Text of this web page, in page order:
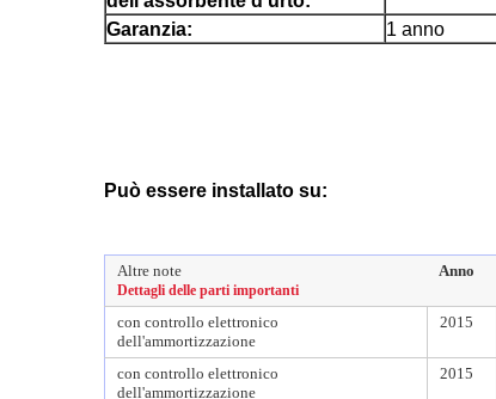
Garanzia: 1 anno
Può essere installato su:
Altre note
Dettagli delle parti importanti
Anno
con controllo elettronico
dell'ammortizzazione
2015
con controllo elettronico
dell'ammortizzazione
2015